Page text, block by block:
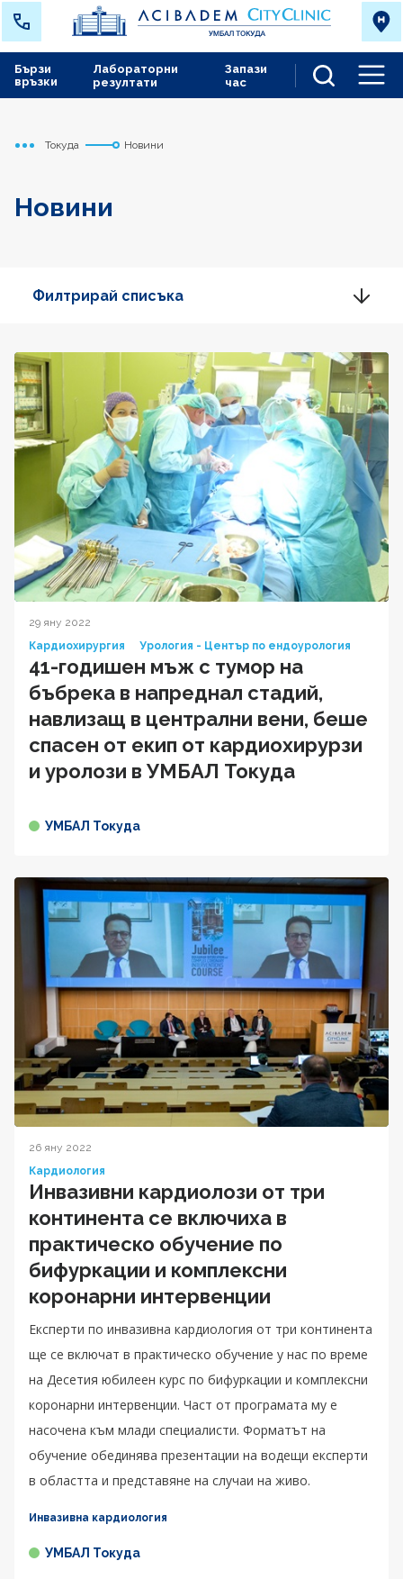
Лабораторни
резултати
Запази
час
Бързи
връзки
Начало
Токуда Новини
Новини
Филтрирай списъка
29 яну 2022
Кардиохирургия
Урология - Център по ендоурология
41-годишен мъж с тумор на
бъбрека в напреднал стадий,
навлизащ в централни вени, беше
спасен от екип от кардиохирурзи
и уролози в УМБАЛ Токуда
УМБАЛ Токуда
26 яну 2022
Кардиология
Инвазивни кардиолози от три
континента се включиха в
практическо обучение по
бифуркации и комплексни
коронарни интервенции
Експерти по инвазивна кардиология от три континента
ще се включат в практическо обучение у нас по време
на Десетия юбилеен курс по бифуркации и комплексни
коронарни интервенции. Част от програмата му е
насочена към млади специалисти. Форматът на
обучение обединява презентации на водещи експерти
в областта и представяне на случаи на живо.
Инвазивна кардиология
УМБАЛ Токуда